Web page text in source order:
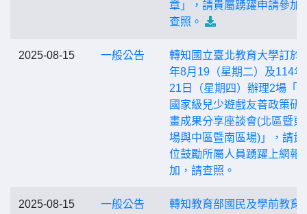
章」，請貴屬踴躍申請參加
查照。
2025-08-15 一般公告
轉知國立臺北教育大學訂於
年8月19（星期二）及114
21日（星期四）辦理2場「
國家級兒少遊戲友善政策研
畫成果分享座談會(北區暨東
場與中區暨南區場)」，請貴
位鼓勵所屬人員踴躍上網報
加，請查照。
2025-08-15 一般公告
轉知教育部國民及學前教育